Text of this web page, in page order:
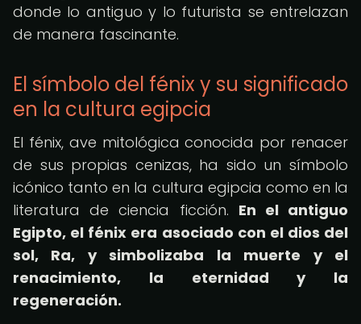
donde lo antiguo y lo futurista se entrelazan
de manera fascinante.
El símbolo del fénix y su significado
en la cultura egipcia
El fénix, ave mitológica conocida por renacer
de sus propias cenizas, ha sido un símbolo
icónico tanto en la cultura egipcia como en la
literatura de ciencia ficción. En el antiguo
Egipto, el fénix era asociado con el dios del
sol, Ra, y simbolizaba la muerte y el
renacimiento, la eternidad y la
regeneración.